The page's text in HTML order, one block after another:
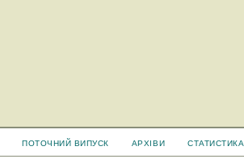
ПОТОЧНИЙ ВИПУСК АРХІВИ СТАТИСТИКА